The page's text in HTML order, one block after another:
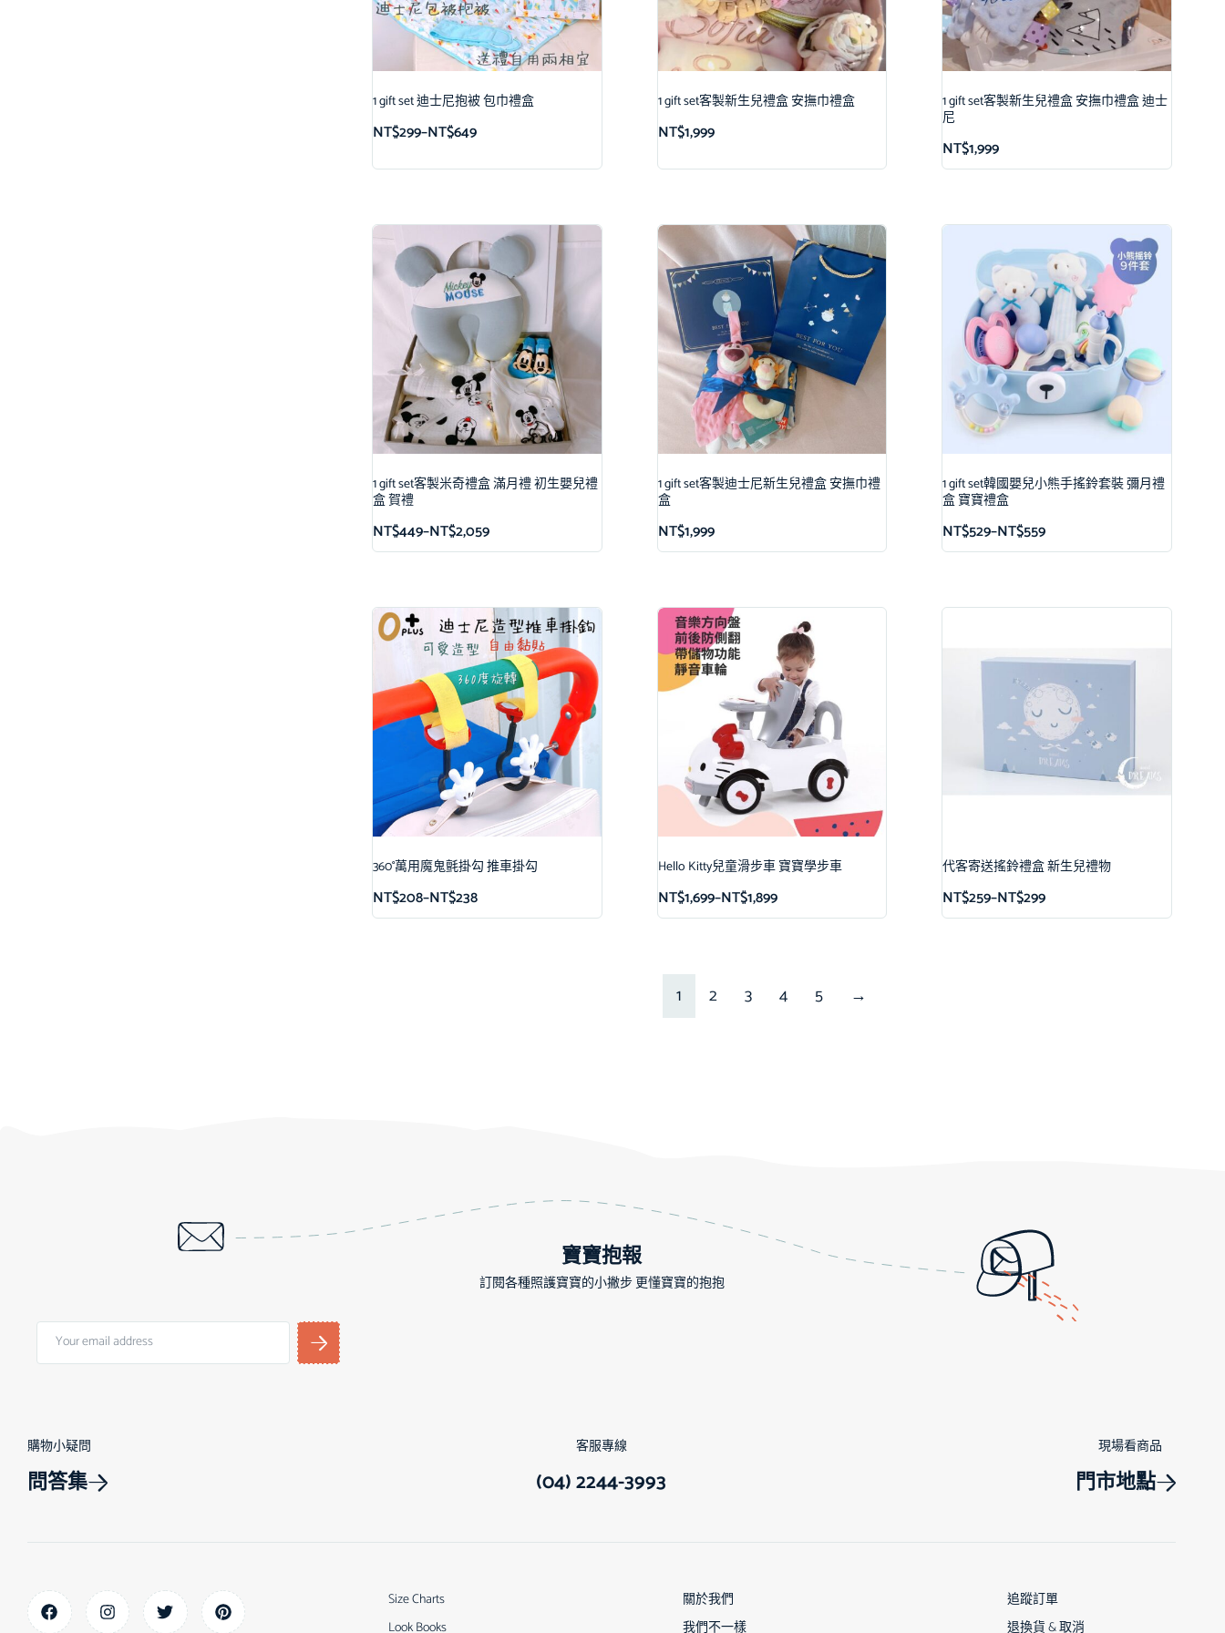
1 gift set 迪士尼抱被 包巾禮盒
NT$299–NT$649
1 gift set客製新生兒禮盒 安撫巾禮盒
NT$1,999
1 gift set客製新生兒禮盒 安撫巾禮盒 迪士
尼
NT$1,999
1 gift set客製米奇禮盒 滿月禮 初生嬰兒禮
盒 賀禮
NT$449–NT$2,059
1 gift set客製迪士尼新生兒禮盒 安撫巾禮
盒
NT$1,999
1 gift set韓國嬰兒小熊手搖鈴套裝 彌月禮
盒 寶寶禮盒
NT$529–NT$559
360°萬用魔鬼氈掛勾 推車掛勾
NT$208–NT$238
Hello Kitty兒童滑步車 寶寶學步車
NT$1,699–NT$1,899
代客寄送搖鈴禮盒 新生兒禮物
NT$259–NT$299
1 2 3 4 5 →
寶寶抱報
訂閱各種照護寶寶的小撇步 更懂寶寶的抱抱
購物小疑問
問答集
客服專線
(04) 2244-3993
現場看商品
門市地點
Size Charts
Look Books
關於我們
我們不一樣
追蹤訂單
退換貨 & 取消